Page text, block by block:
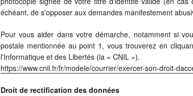
échéant, de s'opposer aux demandes manifestement
Pour vous aider dans votre démarche, notamment si
postale mentionnée au point 1, vous trouverez en
l'Informatique et des Libertés (la « CNIL »).
https://www.cnil.fr/fr/modele/courrier/exercer-son-droit-
Droit de rectification des données